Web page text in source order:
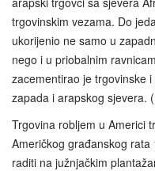
trgovinskim vezama. Do
ukorijenio ne samo u
nego i u priobalnim
zacementirao je trgovinske
zapada i arapskog sjevera.
Trgovina robljem u Americi
Američkog građanskog
raditi na južnjačkim